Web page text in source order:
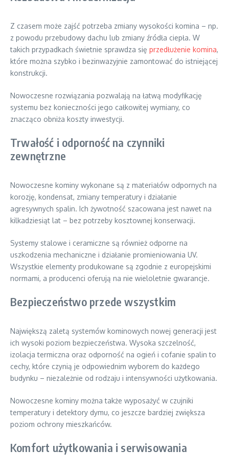
Z czasem może zajść potrzeba zmiany wysokości komina – np.
z powodu przebudowy dachu lub zmiany źródła ciepła. W
takich przypadkach świetnie sprawdza się przedłużenie komina,
które można szybko i bezinwazyjnie zamontować do istniejącej
konstrukcji.
Nowoczesne rozwiązania pozwalają na łatwą modyfikację
systemu bez konieczności jego całkowitej wymiany, co
znacząco obniża koszty inwestycji.
Trwałość i odporność na czynniki
zewnętrzne
Nowoczesne kominy wykonane są z materiałów odpornych na
korozję, kondensat, zmiany temperatury i działanie
agresywnych spalin. Ich żywotność szacowana jest nawet na
kilkadziesiąt lat – bez potrzeby kosztownej konserwacji.
Systemy stalowe i ceramiczne są również odporne na
uszkodzenia mechaniczne i działanie promieniowania UV.
Wszystkie elementy produkowane są zgodnie z europejskimi
normami, a producenci oferują na nie wieloletnie gwarancje.
Bezpieczeństwo przede wszystkim
Największą zaletą systemów kominowych nowej generacji jest
ich wysoki poziom bezpieczeństwa. Wysoka szczelność,
izolacja termiczna oraz odporność na ogień i cofanie spalin to
cechy, które czynią je odpowiednim wyborem do każdego
budynku – niezależnie od rodzaju i intensywności użytkowania.
Nowoczesne kominy można także wyposażyć w czujniki
temperatury i detektory dymu, co jeszcze bardziej zwiększa
poziom ochrony mieszkańców.
Komfort użytkowania i serwisowania